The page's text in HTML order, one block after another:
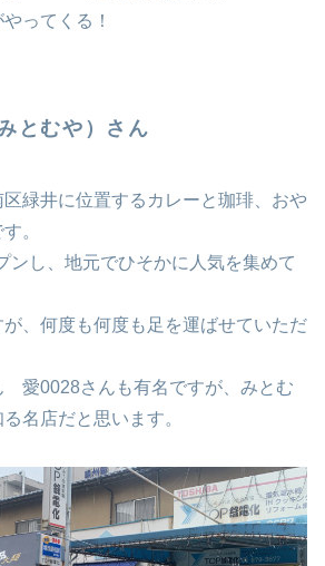
ってくる！
とむや）さん
緑井に位置するカレーと珈琲、おや
。
ンし、地元でひそかに人気を集めて
、何度も何度も足を運ばせていただ
愛0028さんも有名ですが、みとむ
名店だと思います。